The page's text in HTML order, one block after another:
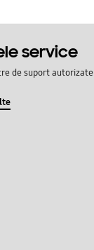
service
de suport autorizate